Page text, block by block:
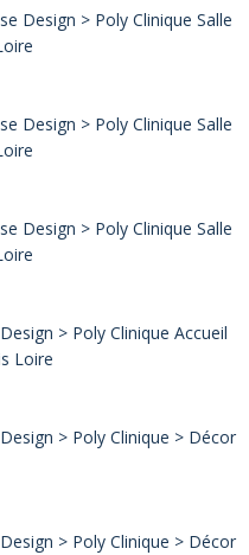
Design > Poly Clinique Salle
Design > Poly Clinique Salle
Design > Poly Clinique Salle
> Poly Clinique Accueil
Loire
> Poly Clinique > Décor
> Poly Clinique > Décor